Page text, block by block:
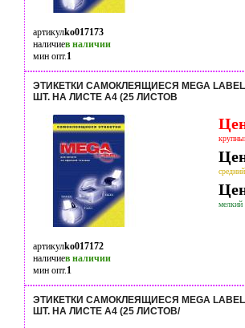
артикулko017173
наличиев наличии
мин опт.1
ЭТИКЕТКИ САМОКЛЕЯЩИЕСЯ MEGA LABEL
ШТ. НА ЛИСТЕ А4 (25 ЛИСТОВ
мелкий
артикулko017172
наличиев наличии
мин опт.1
ЭТИКЕТКИ САМОКЛЕЯЩИЕСЯ MEGA LABEL
ШТ. НА ЛИСТЕ А4 (25 ЛИСТОВ/